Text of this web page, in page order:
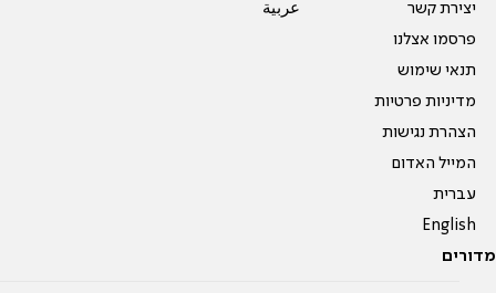
יצירת קשר
פרסמו אצלנו
תנאי שימוש
מדיניות פרטיות
הצהרת נגישות
המייל האדום
עברית
English
عربية
מדורים